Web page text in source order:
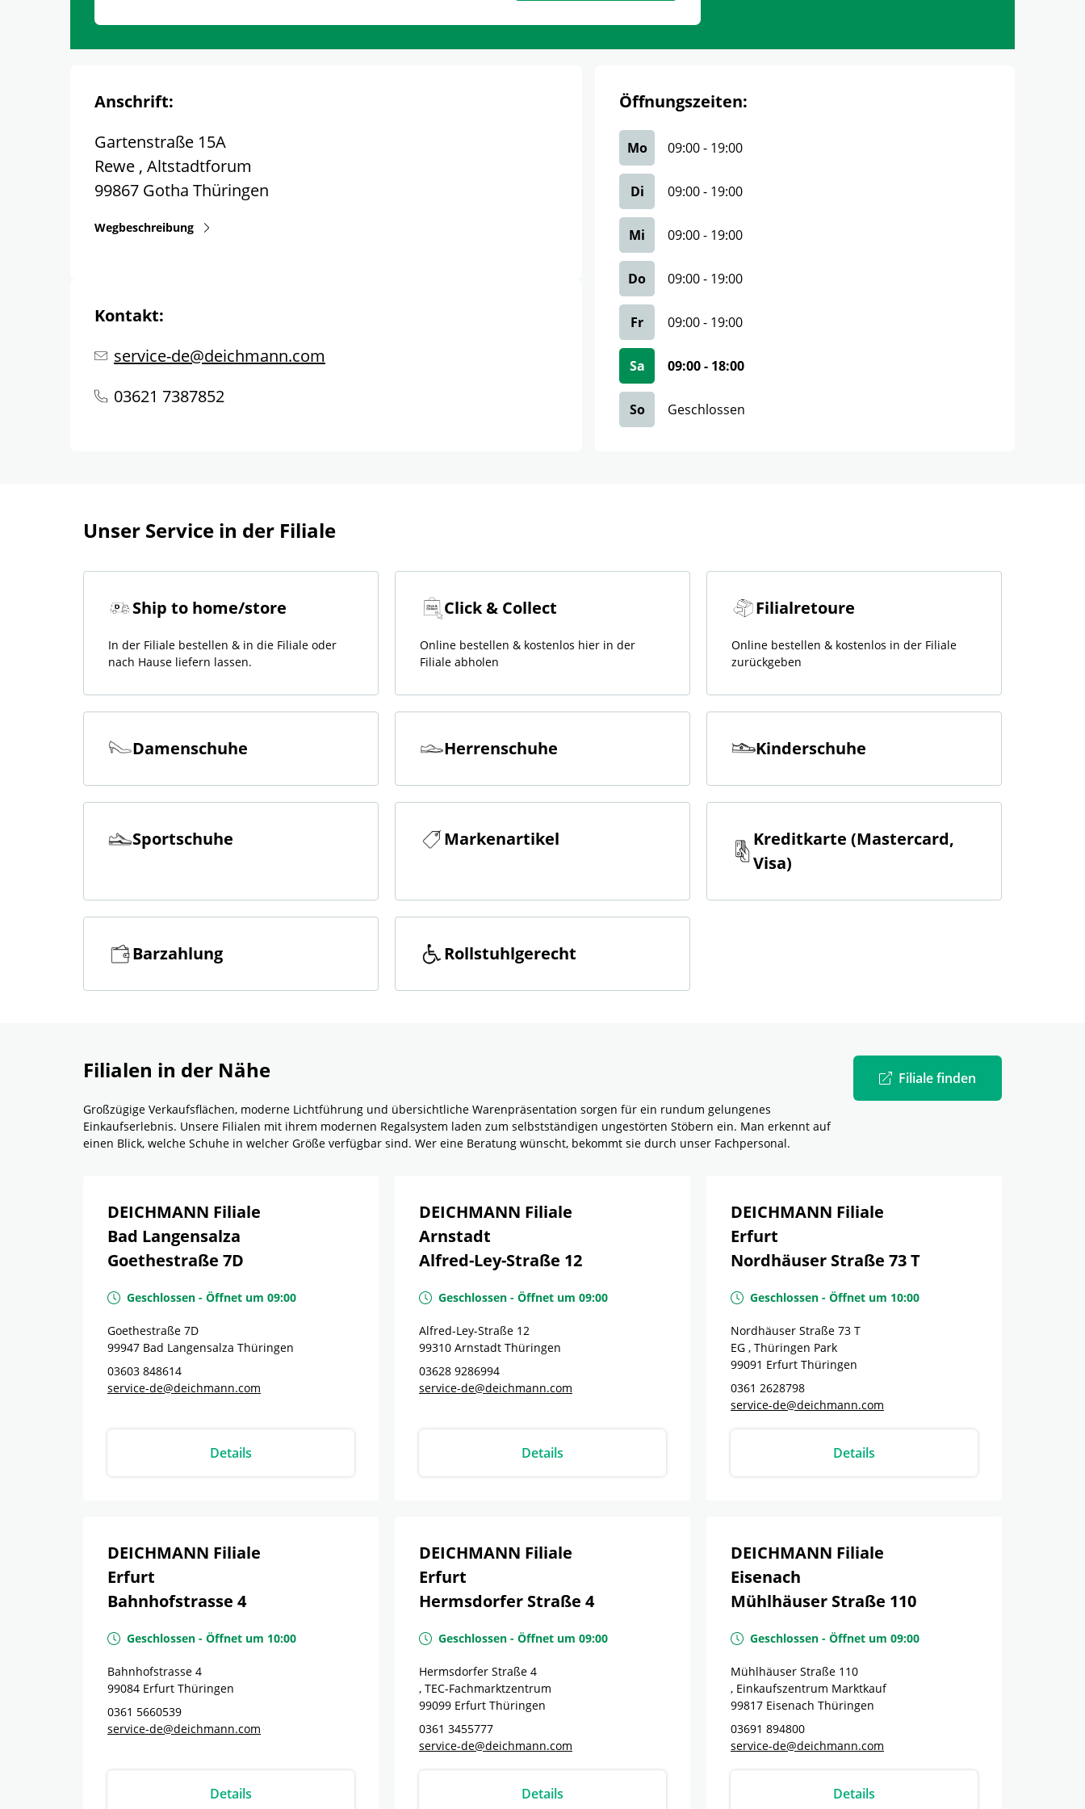
Anschrift:
Gartenstraße 15A
Rewe , Altstadtforum
99867 Gotha Thüringen
Wegbeschreibung
Kontakt:
service-de@deichmann.com
03621 7387852
Öffnungszeiten:
Mo 09:00- 19:00
Di 09:00- 19:00
Mi 09:00- 19:00
Do 09:00- 19:00
Fr 09:00- 19:00
Sa 09:00- 18:00
So Geschlossen
Unser Service in der Filiale
Ship to home/store
In der Filiale bestellen & in die Filiale oder
nach Hause liefern lassen.
Click & Collect
Online bestellen & kostenlos hier in der
Filiale abholen
Filialretoure
Online bestellen & kostenlos in der Filiale
zurückgeben
Damenschuhe Herrenschuhe Kinderschuhe
Sportschuhe Markenartikel
Kreditkarte (Mastercard,
Visa)
Barzahlung Rollstuhlgerecht
Filialen in der Nähe
Großzügige Verkaufsflächen, moderne Lichtführung und übersichtliche Warenpräsentation sorgen für ein rundum gelungenes
Einkaufserlebnis. Unsere Filialen mit ihrem modernen Regalsystem laden zum selbstständigen ungestörten Stöbern ein. Man erkennt auf
einen Blick, welche Schuhe in welcher Größe verfügbar sind. Wer eine Beratung wünscht, bekommt sie durch unser Fachpersonal.
Filiale finden
DEICHMANN Filiale
Bad Langensalza
Goethestraße 7D
Geschlossen - Öffnet um 09:00
Goethestraße 7D
99947 Bad Langensalza Thüringen
03603 848614
service-de@deichmann.com
Details
DEICHMANN Filiale
Arnstadt
Alfred-Ley-Straße 12
Geschlossen - Öffnet um 09:00
Alfred-Ley-Straße 12
99310 Arnstadt Thüringen
03628 9286994
service-de@deichmann.com
Details
DEICHMANN Filiale
Erfurt
Nordhäuser Straße 73 T
Geschlossen - Öffnet um 10:00
Nordhäuser Straße 73 T
EG , Thüringen Park
99091 Erfurt Thüringen
0361 2628798
service-de@deichmann.com
Details
DEICHMANN Filiale
Erfurt
Bahnhofstrasse 4
Geschlossen - Öffnet um 10:00
Bahnhofstrasse 4
99084 Erfurt Thüringen
0361 5660539
service-de@deichmann.com
Details
DEICHMANN Filiale
Erfurt
Hermsdorfer Straße 4
Geschlossen - Öffnet um 09:00
Hermsdorfer Straße 4
, TEC-Fachmarktzentrum
99099 Erfurt Thüringen
0361 3455777
service-de@deichmann.com
Details
DEICHMANN Filiale
Eisenach
Mühlhäuser Straße 110
Geschlossen - Öffnet um 09:00
Mühlhäuser Straße 110
, Einkaufszentrum Marktkauf
99817 Eisenach Thüringen
03691 894800
service-de@deichmann.com
Details